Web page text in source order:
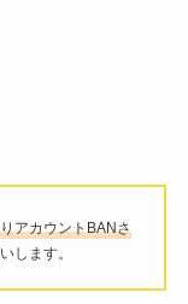
アカウントBANさ
します。